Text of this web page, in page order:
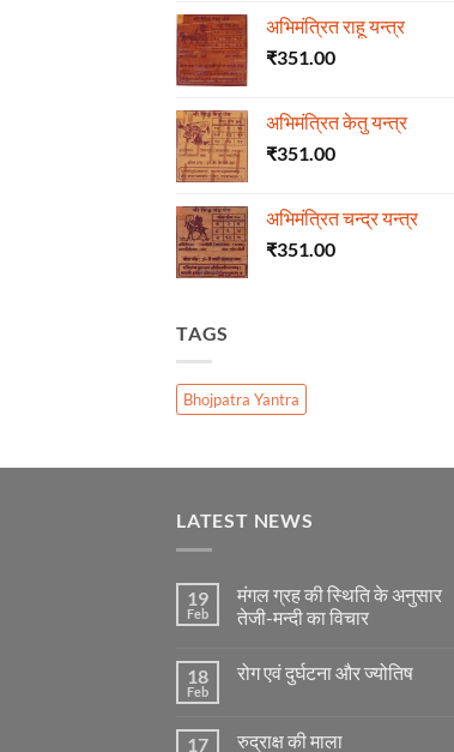
अभिमंत्रित राहू यन्त्र
₹351.00
अभिमंत्रित केतु यन्त्र
₹351.00
अभिमंत्रित चन्द्र यन्त्र
₹351.00
TAGS
Bhojpatra Yantra
LATEST NEWS
19
Feb
मंगल ग्रह की स्थिति के अनुसार
तेजी-मन्दी का विचार
on
स्थिति
18
Feb
रोग एवं दुर्घटना और ज्योतिष
रोग
17 रुद्राक्ष की माला